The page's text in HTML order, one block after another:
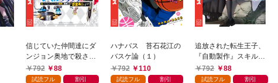
信じていた仲間達にダ
ンジョン奥地で殺され
かけたがギフト『無限
ガチャ』でレベル９９
792 88
試読フル 割引
ハナバス 苔石花江の
バスケ論（１）
792
110
試読フル 割引
追放された転生王子、
『自動製作』スキルで
領地を爆速で開拓し最
強の村を作ってしまう
792 88
試読フル 割引